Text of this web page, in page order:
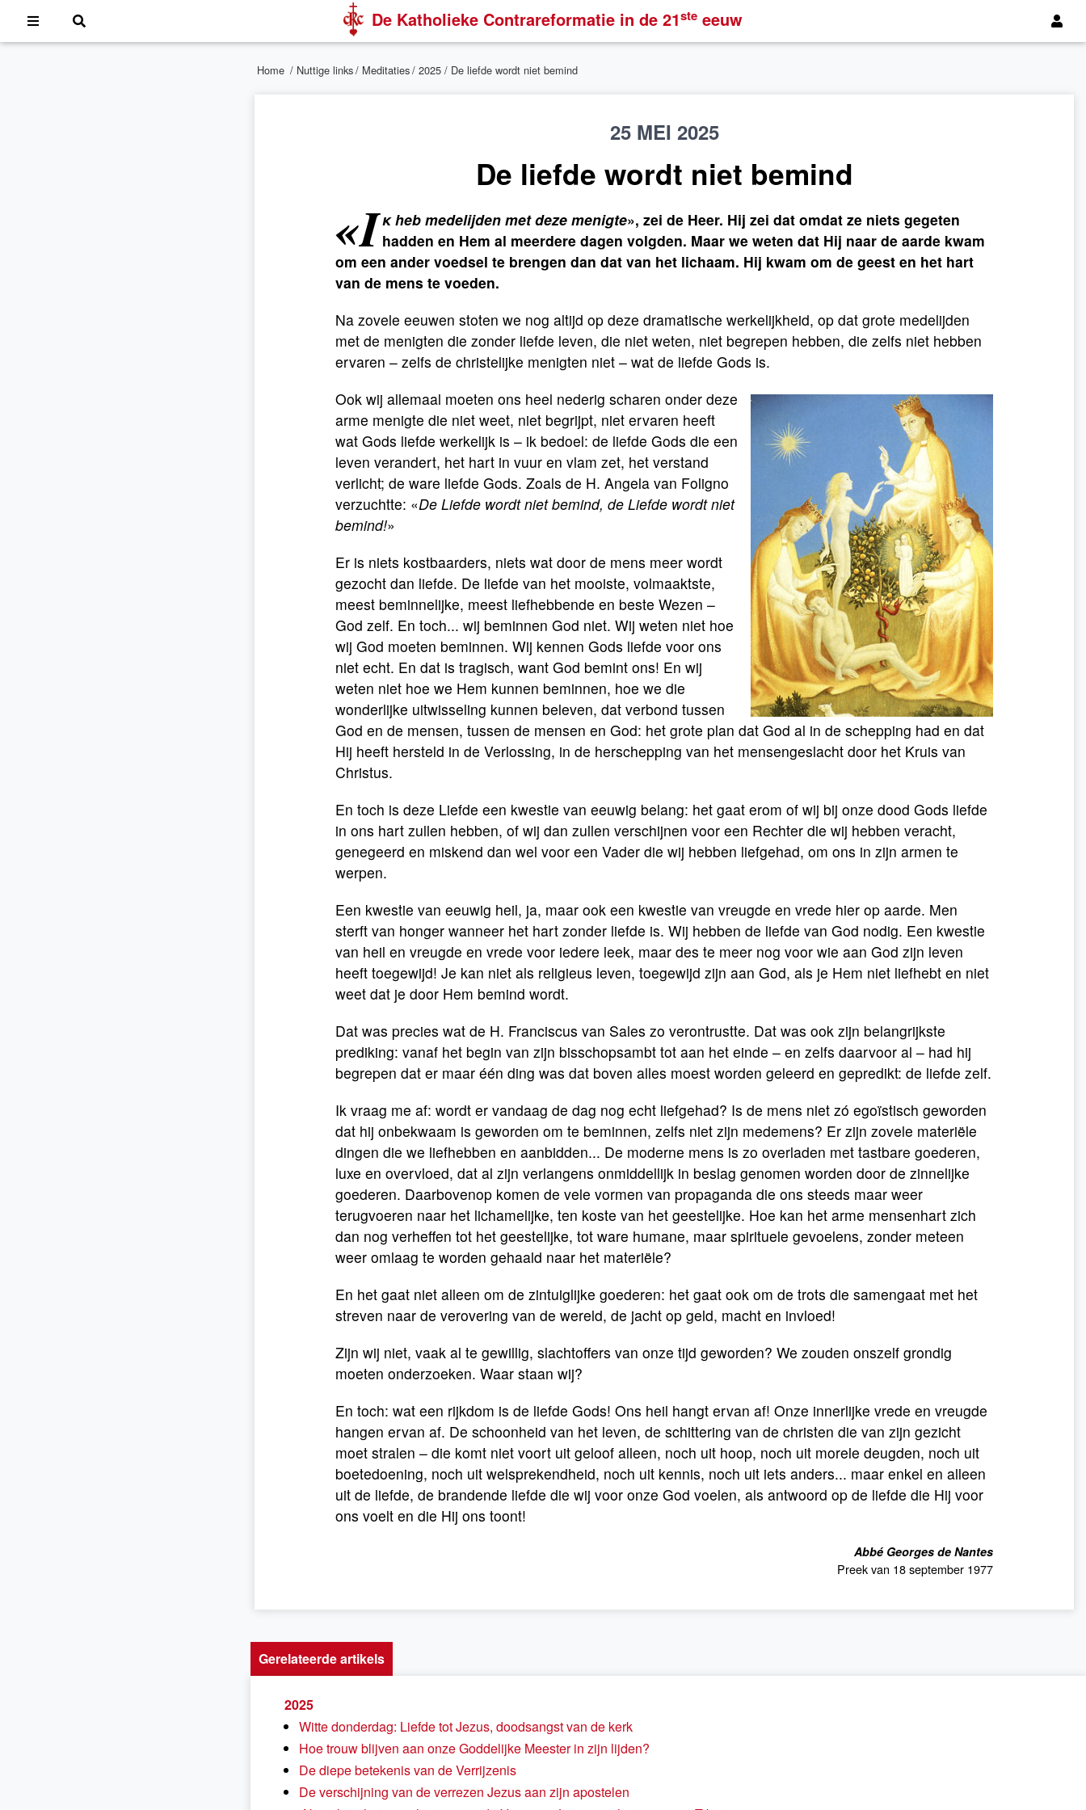
De Katholieke Contrareformatie in de 21ste eeuw
Home / Nuttige links/ Meditaties/ 2025 / De liefde wordt niet bemind
25 MEI 2025
De liefde wordt niet bemind
«Ikheb medelijden met deze menigte», zei de Heer. Hij zei dat omdat ze niets gegeten
hadden en Hem al meerdere dagen volgden. Maar we weten dat Hij naar de aarde kwam
om een ander voedsel te brengen dan dat van het lichaam. Hij kwam om de geest en het hart
van de mens te voeden.
Na zovele eeuwen stoten we nog altijd op deze dramatische werkelijkheid, op dat grote medelijden
met de menigten die zonder liefde leven, die niet weten, niet begrepen hebben, die zelfs niet hebben
ervaren – zelfs de christelijke menigten niet – wat de liefde Gods is.
Ook wij allemaal moeten ons heel nederig scharen onder deze
arme menigte die niet weet, niet begrijpt, niet ervaren heeft
wat Gods liefde werkelijk is – ik bedoel: de liefde Gods die een
leven verandert, het hart in vuur en vlam zet, het verstand
verlicht; de ware liefde Gods. Zoals de H. Angela van Foligno
verzuchtte: «De Liefde wordt niet bemind, de Liefde wordt niet
bemind!»
Er is niets kostbaarders, niets wat door de mens meer wordt
gezocht dan liefde. De liefde van het mooiste, volmaaktste,
meest beminnelijke, meest liefhebbende en beste Wezen –
God zelf. En toch... wij beminnen God niet. Wij weten niet hoe
wij God moeten beminnen. Wij kennen Gods liefde voor ons
niet echt. En dat is tragisch, want God bemint ons! En wij
weten niet hoe we Hem kunnen beminnen, hoe we die
wonderlijke uitwisseling kunnen beleven, dat verbond tussen
God en de mensen, tussen de mensen en God: het grote plan dat God al in de schepping had en dat
Hij heeft hersteld in de Verlossing, in de herschepping van het mensengeslacht door het Kruis van
Christus.
En toch is deze Liefde een kwestie van eeuwig belang: het gaat erom of wij bij onze dood Gods liefde
in ons hart zullen hebben, of wij dan zullen verschijnen voor een Rechter die wij hebben veracht,
genegeerd en miskend dan wel voor een Vader die wij hebben liefgehad, om ons in zijn armen te
werpen.
Een kwestie van eeuwig heil, ja, maar ook een kwestie van vreugde en vrede hier op aarde. Men
sterft van honger wanneer het hart zonder liefde is. Wij hebben de liefde van God nodig. Een kwestie
van heil en vreugde en vrede voor iedere leek, maar des te meer nog voor wie aan God zijn leven
heeft toegewijd! Je kan niet als religieus leven, toegewijd zijn aan God, als je Hem niet liefhebt en niet
weet dat je door Hem bemind wordt.
Dat was precies wat de H. Franciscus van Sales zo verontrustte. Dat was ook zijn belangrijkste
prediking: vanaf het begin van zijn bisschopsambt tot aan het einde – en zelfs daarvoor al – had hij
begrepen dat er maar één ding was dat boven alles moest worden geleerd en gepredikt: de liefde zelf.
Ik vraag me af: wordt er vandaag de dag nog echt liefgehad? Is de mens niet zó egoïstisch geworden
dat hij onbekwaam is geworden om te beminnen, zelfs niet zijn medemens? Er zijn zovele materiële
dingen die we liefhebben en aanbidden... De moderne mens is zo overladen met tastbare goederen,
luxe en overvloed, dat al zijn verlangens onmiddellijk in beslag genomen worden door de zinnelijke
goederen. Daarbovenop komen de vele vormen van propaganda die ons steeds maar weer
terugvoeren naar het lichamelijke, ten koste van het geestelijke. Hoe kan het arme mensenhart zich
dan nog verheffen tot het geestelijke, tot ware humane, maar spirituele gevoelens, zonder meteen
weer omlaag te worden gehaald naar het materiële?
En het gaat niet alleen om de zintuiglijke goederen: het gaat ook om de trots die samengaat met het
streven naar de verovering van de wereld, de jacht op geld, macht en invloed!
Zijn wij niet, vaak al te gewillig, slachtoffers van onze tijd geworden? We zouden onszelf grondig
moeten onderzoeken. Waar staan wij?
En toch: wat een rijkdom is de liefde Gods! Ons heil hangt ervan af! Onze innerlijke vrede en vreugde
hangen ervan af. De schoonheid van het leven, de schittering van de christen die van zijn gezicht
moet stralen – die komt niet voort uit geloof alleen, noch uit hoop, noch uit morele deugden, noch uit
boetedoening, noch uit welsprekendheid, noch uit kennis, noch uit iets anders... maar enkel en alleen
uit de liefde, de brandende liefde die wij voor onze God voelen, als antwoord op de liefde die Hij voor
ons voelt en die Hij ons toont!
Abbé Georges de Nantes
Preek van 18 september 1977
Gerelateerde artikels
2025
Witte donderdag: Liefde tot Jezus, doodsangst van de kerk
Hoe trouw blijven aan onze Goddelijke Meester in zijn lijden?
De diepe betekenis van de Verrijzenis
De verschijning van de verrezen Jezus aan zijn apostelen